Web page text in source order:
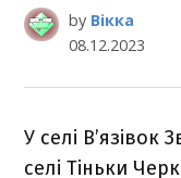
by Вікка
08.12.2023
У селі В’язівок
селі Тіньки